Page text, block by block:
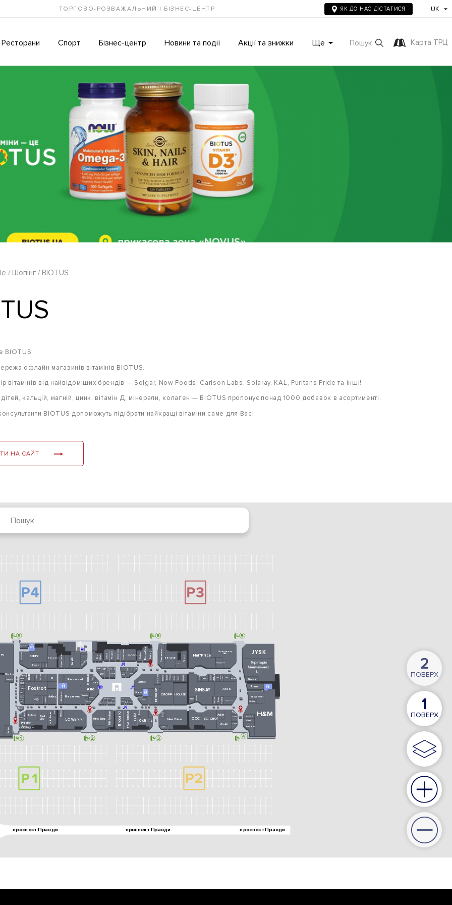
ТОРГОВО-РОЗВАЖАЛЬНИЙ І БІЗНЕС-ЦЕНТР ЯК ДО НАС ДІСТАТИСЯ UK
Ресторани Спорт Бізнес-центр Новини та події Акції та знижки Ще Пошук Карта ТРЦ
Шопінг BIOTUS
BIOTUS
офлайн магазинів вітамінів BIOTUS.
вітамінів від найвідоміших брендів — Solgar, Now Foods, Carlson Labs, Solaray, KAL, Puritans Pride та інші!
дітей, кальцій, магній, цинк, вітамін Д, мінерали, колаген — BIOTUS пропонує понад 1000 добавок в асортименті.
BIOTUS допоможуть підібрати найкращі вітаміни саме для Вас!
НА САЙТ